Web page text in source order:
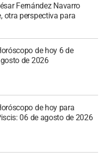
Fernández Navarro
otra perspectiva para
de hoy 6 de
de 2026
de hoy para
06 de agosto de 2026